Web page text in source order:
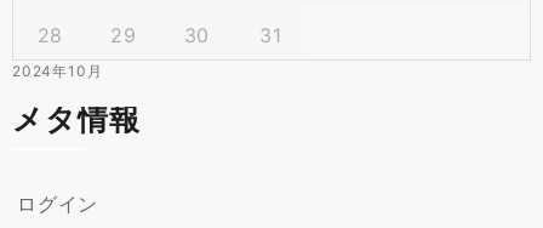
2024年10月
28
29 30 31
メタ情報
ログイン